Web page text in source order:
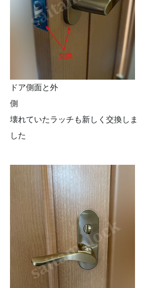
ドア側面と外
側
壊れていたラッチも新しく交換しま
した